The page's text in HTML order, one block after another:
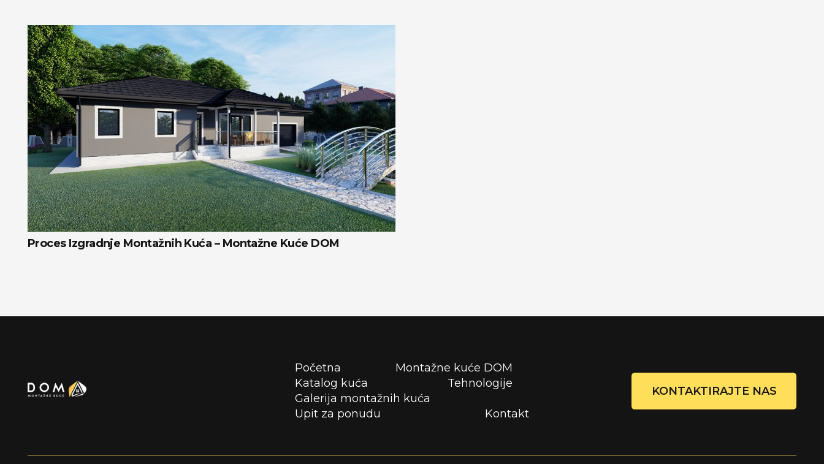
Proces Izgradnje Montažnih Kuća – Montažne Kuće DOM
Početna
Montažne kuće DOM
Katalog kuća
Tehnologije
Galerija montažnih kuća
Upit za ponudu
Kontakt
KONTAKTIRAJTE NAS